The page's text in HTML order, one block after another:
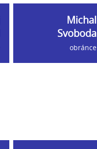
Michal
Svoboda
obránce